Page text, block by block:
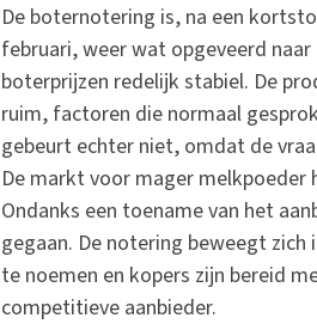
De boternotering is, na een
februari, weer wat opgeveerd
boterprijzen redelijk stabiel. De
ruim, factoren die normaal
gebeurt echter niet, omdat de
De markt voor mager
Ondanks een toename van het
gegaan. De notering beweegt zich
te noemen en kopers zijn bereid
competitieve aanbieder.